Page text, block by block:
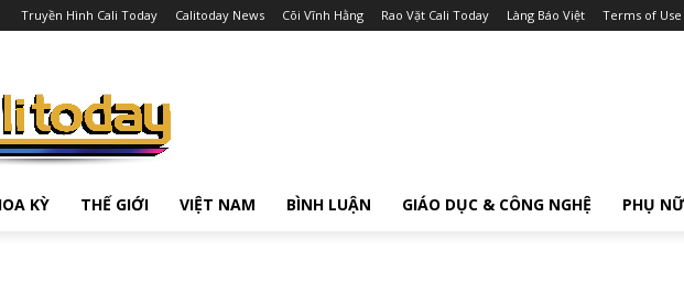
Truyền Hình Cali Today Calitoday News Cõi Vĩnh Hằng Rao Vặt Cali Today Làng Báo Việt Terms of Use
KỲ THẾ GIỚI VIỆT NAM BÌNH LUẬN GIÁO DỤC & CÔNG NGHỆ PHỤ NỮ